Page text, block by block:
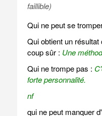
faillible)
Qui ne peut se
Qui obtient un
coup sûr : Une
Qui ne trompe pas :
forte personnalité.
nf
qui ne peut manquer